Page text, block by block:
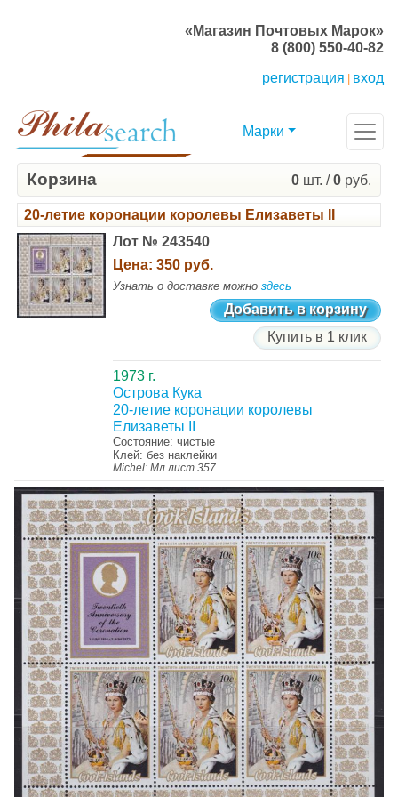
«Магазин Почтовых Марок»
8 (800) 550-40-82
регистрация
вход
Марки
Корзина 0 шт. /0 руб.
20-летие коронации королевы Елизаветы II
Лот № 243540
Цена: 350 руб.
Узнать о доставке можно здесь
Добавить в корзину
Купить в 1 клик
1973 г.
Острова Кука
20-летие коронации королевы
Елизаветы II
Состояние: чистые
Клей: без наклейки
Michel: Мл.лист 357